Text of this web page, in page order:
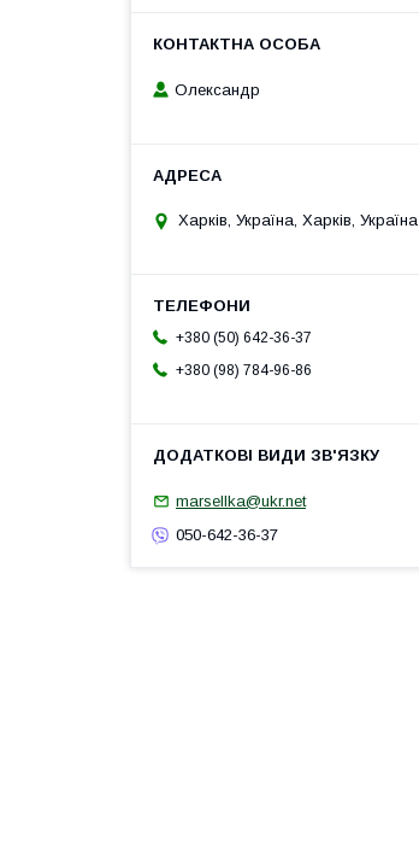
Олександр
Харків, Україна, Харків, Україна
+380 (50) 642-36-37
+380 (98) 784-96-86
marsellka@ukr.net
050-642-36-37